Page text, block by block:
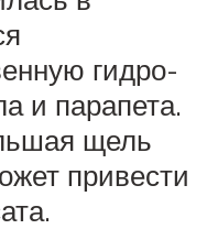
гидро-
и парапета.
щель
привести